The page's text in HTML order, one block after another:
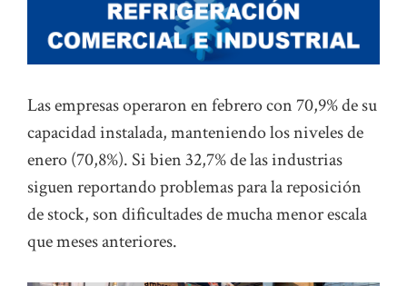
Las empresas operaron en febrero con 70,9% de su
capacidad instalada, manteniendo los niveles de
enero (70,8%). Si bien 32,7% de las industrias
siguen reportando problemas para la reposición
de stock, son dificultades de mucha menor escala
que meses anteriores.